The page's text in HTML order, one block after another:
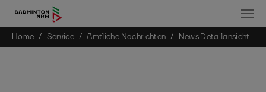
Skip to main content
You are here:
Home Service Amtliche Nachrichten News Detailansicht